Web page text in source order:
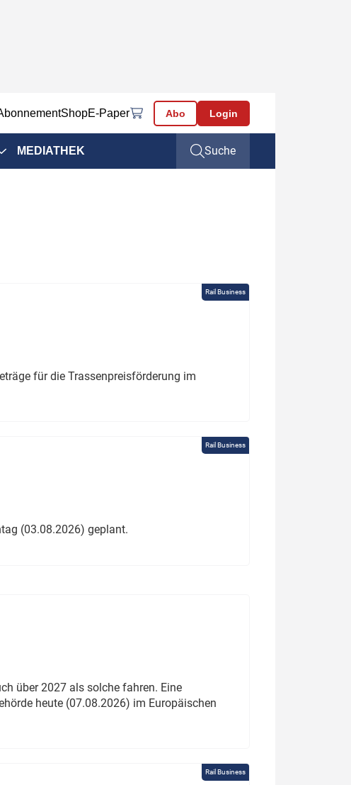
ShopE-Paper Abo Login
MEDIATHEK Suche
Rail Business
für die Trassenpreisförderung im
Rail Business
(03.08.2026) geplant.
über 2027 als solche fahren. Eine
heute (07.08.2026) im Europäischen
Rail Business